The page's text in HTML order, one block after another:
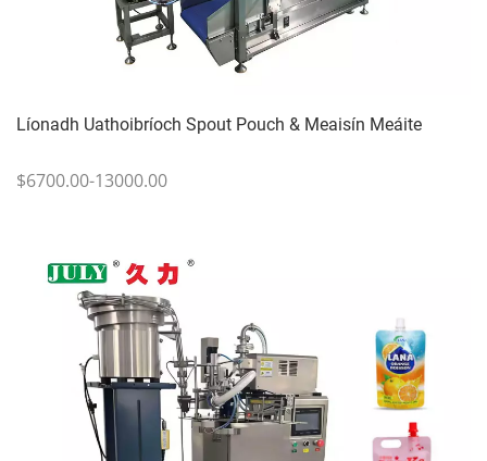
Líonadh Uathoibríoch Spout Pouch & Meaisín Meáite
$6700.00-13000.00